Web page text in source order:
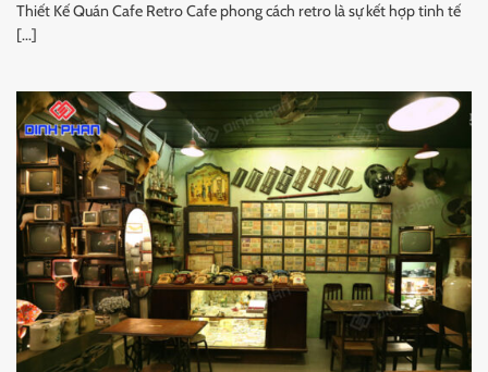
Thiết Kế Quán Cafe Retro Cafe phong cách retro là sự kết hợp tinh tế
[...]